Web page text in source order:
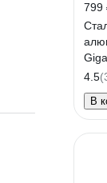
799
4.5
В